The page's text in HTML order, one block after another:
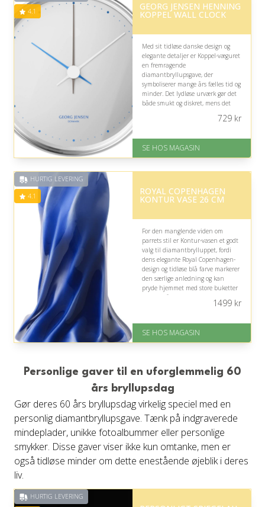
4.1 GEORG JENSEN HENNING
KOPPEL WALL CLOCK
Med sit tidløse danske design og
elegante detaljer er Koppel-væguret
en fremragende
diamantbryllupsgave, der
symboliserer mange års fælles tid og
minder. Det lydløse urværk gør det
både smukt og diskret, mens det
På lager
Levering: 1-3 dage
af 5
729kr
SE HOS MAGASIN
HURTIG LEVERING
4.1 ROYAL COPENHAGEN
KONTUR VASE 26 CM
For den manglende viden om
parrets stil er Kontur-vasen et godt
valg til diamantbrylluppet, fordi
dens elegante Royal Copenhagen-
design og tidløse blå farve markerer
den særlige anledning og kan
pryde hjemmet med store buketter
i mange år.
God Trustpilot rating på 4.1 ud
1499kr
SE HOS MAGASIN
Personlige gaver til en uforglemmelig 60
års bryllupsdag
Gør deres 60 års bryllupsdag virkelig speciel med en
personlig diamantbryllupsgave. Tænk på indgraverede
mindeplader, unikke fotoalbummer eller personlige
smykker. Disse gaver viser ikke kun omtanke, men er
også tidløse minder om dette enestående øjeblik i deres
liv.
HURTIG LEVERING